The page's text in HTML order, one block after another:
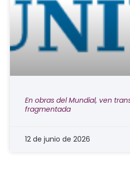
En obras del Mundial, ven
fragmentada
12 de junio de 2026